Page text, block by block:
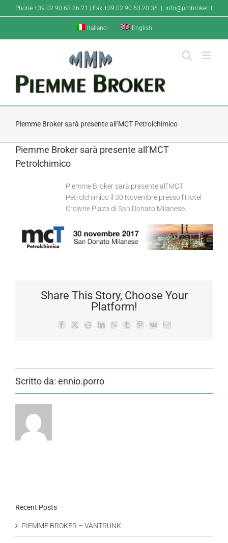
al
Phone +39.02.90.63.36.21 | Fax +39.02.90.63.20.36 info@pmbroker.it
Italiano English
Piemme Broker sarà presente all’MCT Petrolchimico
Piemme Broker sarà presente all’MCT
Petrolchimico
Piemme Broker sarà presente all’MCT
Petrolchimico il 30 Novembre presso l’Hotel
Crowne Plaza di San Donato Milanese.
Share This Story, Choose Your
Platform!
Facebook
X RedditLinkedInWhatsApp
TumblrPinterest
Vk Email
Scritto da: ennio.porro
Recent Posts
PIEMME BROKER – VANTRUNK